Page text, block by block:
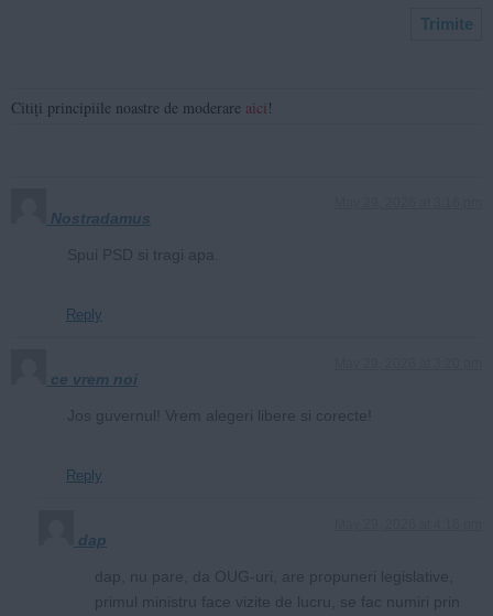
Citiți principiile noastre de moderare aici !
Nostradamus
Reply
ce vrem noi
Reply
dap